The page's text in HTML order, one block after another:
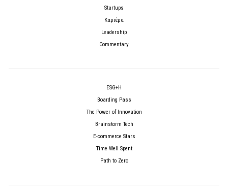
Startups
Καριέρα
Leadership
Commentary
ESG+H
Boarding Pass
The Power of Innovation
Brainstorm Tech
E-commerce Stars
Time Well Spent
Path to Zero